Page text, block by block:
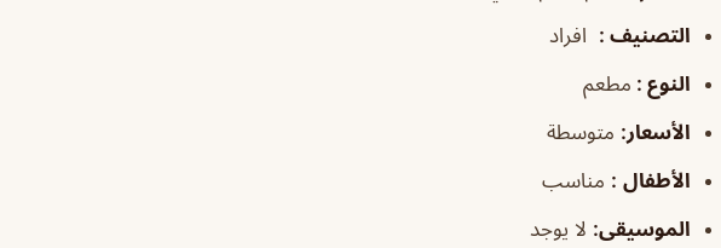
التصنيف : افراد
النوع : مطعم
الأسعار: متوسطة
الأطفال : مناسب
الموسيقى: لا يوجد